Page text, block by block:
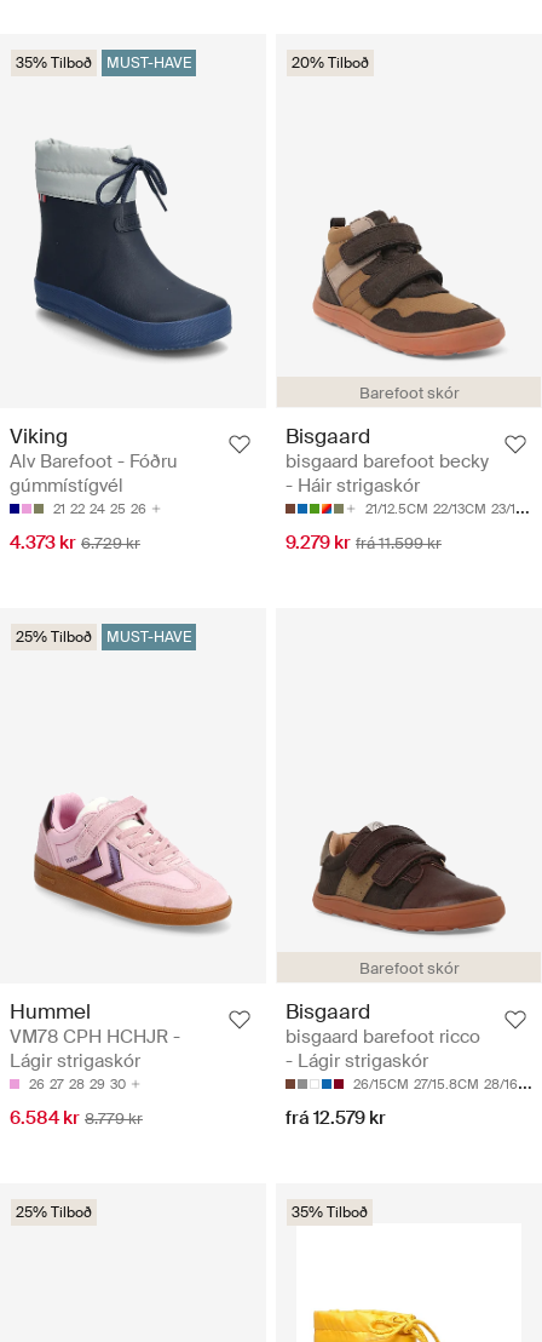
35% Tilboð MUST-HAVE
Viking
Alv Barefoot - Fóðru
gúmmístígvél
21 22 24 25 26
4.373 kr 6.729 kr
Barefoot skór
20% Tilboð
Bisgaard
bisgaard barefoot becky
- Háir strigaskór
21/12.5CM 22/13CM 23/13.5CM
9.279 kr frá 11.599 kr
25% Tilboð MUST-HAVE
Hummel
VM78 CPH HCHJR -
Lágir strigaskór
26 27 28 29 30
6.584 kr 8.779 kr
Barefoot skór
Bisgaard
bisgaard barefoot ricco
- Lágir strigaskór
26/15CM 27/15.8CM 28/16.5CM
frá 12.579 kr
25% Tilboð 35% Tilboð